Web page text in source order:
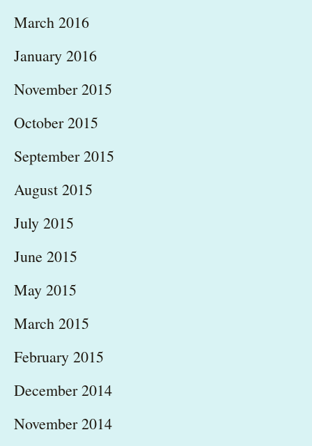
March 2016
January 2016
November 2015
October 2015
September 2015
August 2015
July 2015
June 2015
May 2015
March 2015
February 2015
December 2014
November 2014